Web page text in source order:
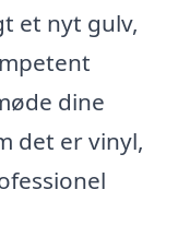
et nyt gulv,
dine
det er vinyl,